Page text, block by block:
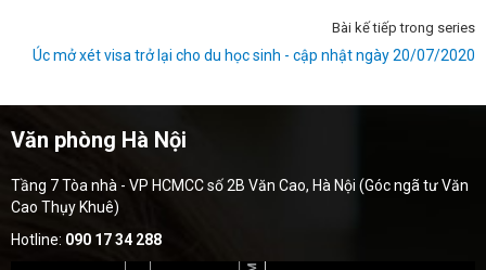
Bài kế tiếp trong series
Úc mở xét visa trở lại cho du học sinh - cập nhật ngày 20/07/2020
Văn phòng Hà Nội
Tầng 7 Tòa nhà - VP HCMCC số 2B Văn Cao, Hà Nội (Góc ngã tư Văn
Cao Thụy Khuê)
Hotline: 090 17 34 288